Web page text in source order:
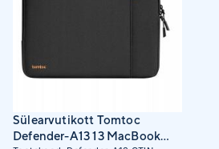
Sülearvutikott Tomtoc
Defender-A13 13 MacBook